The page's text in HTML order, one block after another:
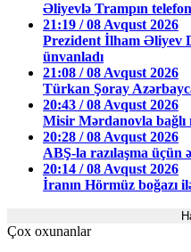
Əliyevlə Trampın telefon
21:19 / 08 Avqust 2026
Prezident İlham Əliyev
ünvanladı
21:08 / 08 Avqust 2026
Türkan Şoray
20:43 / 08 Avqust 2026
Misir Mərdanovla bağlı
20:28 / 08 Avqust 2026
ABŞ-la razılaşma üçün
20:14 / 08 Avqust 2026
İranın Hörmüz boğazı
Çox oxunanlar